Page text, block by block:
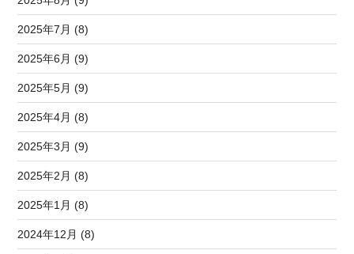
2025年7月 (8)
2025年6月 (9)
2025年5月 (9)
2025年4月 (8)
2025年3月 (9)
2025年2月 (8)
2025年1月 (8)
2024年12月 (8)